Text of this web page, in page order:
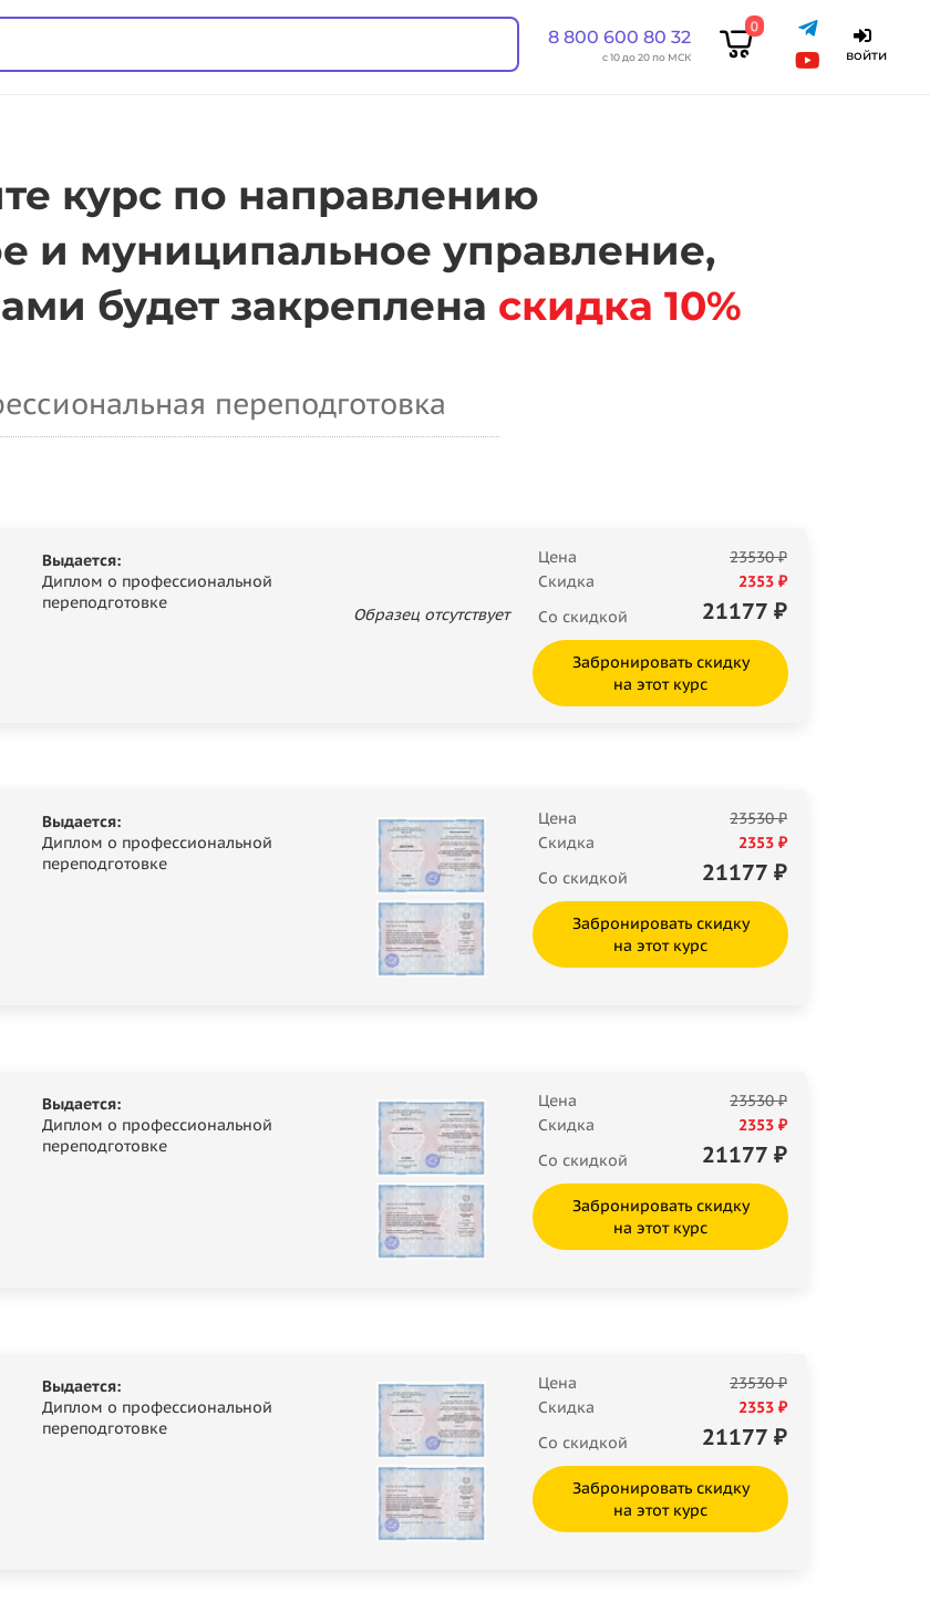
8 800 600 80 32
с 10 до 20 по МСК
0
войти
курс по направлению
и муниципальное управление,
будет закреплена скидка 10%
переподготовка
Выдается:
Диплом о профессиональной
переподготовке
Образец отсутствует
Цена
23530 ₽
Скидка
2353 ₽
Со скидкой
21177 ₽
Забронировать скидку
на этот курс
Выдается:
Диплом о профессиональной
переподготовке
Цена
23530 ₽
Скидка
2353 ₽
Со скидкой
21177 ₽
Забронировать скидку
на этот курс
Выдается:
Диплом о профессиональной
переподготовке
Цена
23530 ₽
Скидка
2353 ₽
Со скидкой
21177 ₽
Забронировать скидку
на этот курс
Выдается:
Диплом о профессиональной
переподготовке
Цена
23530 ₽
Скидка
2353 ₽
Со скидкой
21177 ₽
Забронировать скидку
на этот курс